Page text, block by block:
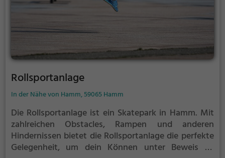
Rollsportanlage
In der Nähe von Hamm, 59065 Hamm
Die Rollsportanlage ist ein Skatepark in Hamm. Mit
zahlreichen Obstacles, Rampen und anderen
Hindernissen bietet die Rollsportanlage die perfekte
Gelegenheit, um dein Können unter Beweis zu